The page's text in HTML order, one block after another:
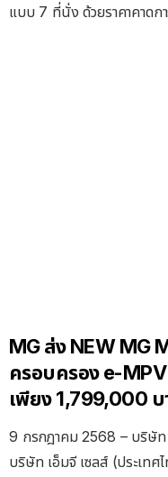
แบบ 7 ที่นั่ง ด้วยราคาคาด
MG ส่ง NEW MG
ครอบครอง e-
เพียง 1,799,000 บ
9 กรกฎาคม 2568 – บริษัท
บริษัท เอ็มจี เซลส์ (ประเท